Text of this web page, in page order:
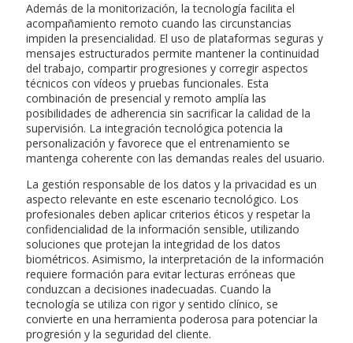
Además de la monitorización, la tecnología facilita el
acompañamiento remoto cuando las circunstancias
impiden la presencialidad. El uso de plataformas seguras y
mensajes estructurados permite mantener la continuidad
del trabajo, compartir progresiones y corregir aspectos
técnicos con vídeos y pruebas funcionales. Esta
combinación de presencial y remoto amplía las
posibilidades de adherencia sin sacrificar la calidad de la
supervisión. La integración tecnológica potencia la
personalización y favorece que el entrenamiento se
mantenga coherente con las demandas reales del usuario.
La gestión responsable de los datos y la privacidad es un
aspecto relevante en este escenario tecnológico. Los
profesionales deben aplicar criterios éticos y respetar la
confidencialidad de la información sensible, utilizando
soluciones que protejan la integridad de los datos
biométricos. Asimismo, la interpretación de la información
requiere formación para evitar lecturas erróneas que
conduzcan a decisiones inadecuadas. Cuando la
tecnología se utiliza con rigor y sentido clínico, se
convierte en una herramienta poderosa para potenciar la
progresión y la seguridad del cliente.